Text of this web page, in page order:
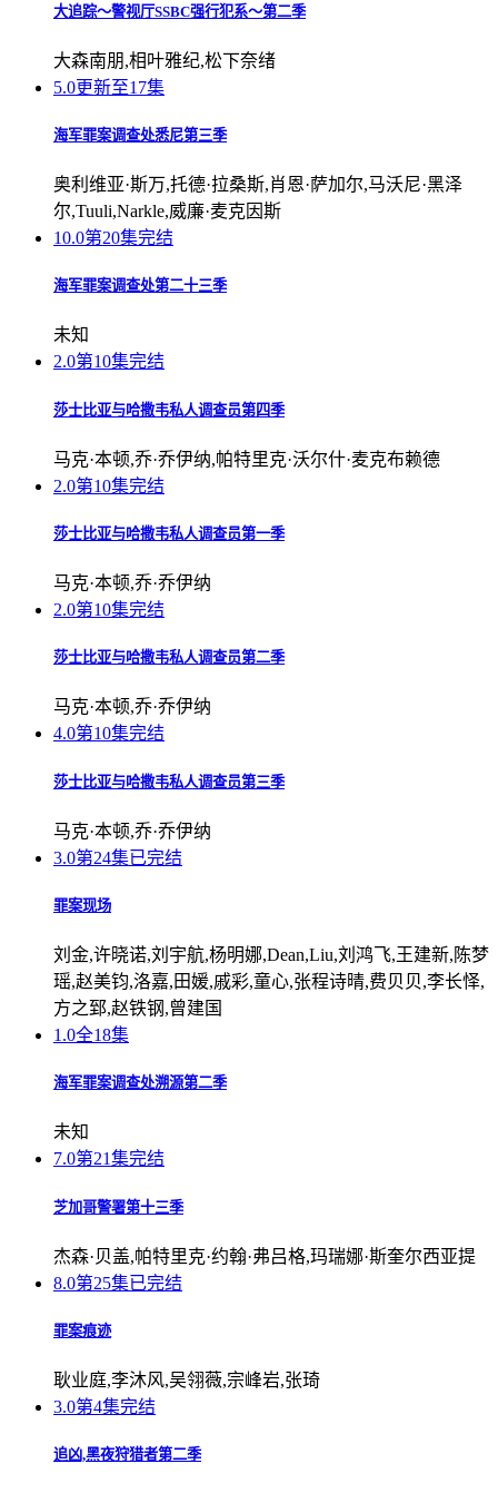
大追踪〜警视厅SSBC强行犯系〜第二季
大森南朋,相叶雅纪,松下奈绪
5.0更新至17集
海军罪案调查处悉尼第三季
奥利维亚·斯万,托德·拉桑斯,肖恩·萨加尔,马沃尼·黑泽
尔,Tuuli,Narkle,威廉·麦克因斯
10.0第20集完结
海军罪案调查处第二十三季
未知
2.0第10集完结
莎士比亚与哈撒韦私人调查员第四季
马克·本顿,乔·乔伊纳,帕特里克·沃尔什·麦克布赖德
2.0第10集完结
莎士比亚与哈撒韦私人调查员第一季
马克·本顿,乔·乔伊纳
2.0第10集完结
莎士比亚与哈撒韦私人调查员第二季
马克·本顿,乔·乔伊纳
4.0第10集完结
莎士比亚与哈撒韦私人调查员第三季
马克·本顿,乔·乔伊纳
3.0第24集已完结
罪案现场
刘金,许晓诺,刘宇航,杨明娜,Dean,Liu,刘鸿飞,王建新,陈梦
瑶,赵美钧,洛嘉,田媛,戚彩,童心,张程诗晴,费贝贝,李长怿,
方之郅,赵铁钢,曾建国
1.0全18集
海军罪案调查处溯源第二季
未知
7.0第21集完结
芝加哥警署第十三季
杰森·贝盖,帕特里克·约翰·弗吕格,玛瑞娜·斯奎尔西亚提
8.0第25集已完结
罪案痕迹
耿业庭,李沐风,吴翎薇,宗峰岩,张琦
3.0第4集完结
追凶,黑夜狩猎者第二季